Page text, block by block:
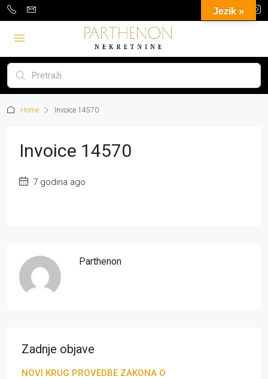
Home Invoice 14570
Invoice 14570
7 godina ago
Parthenon
Zadnje objave
NOVI KRUG PROVEDBE ZAKONA O
Jezik »